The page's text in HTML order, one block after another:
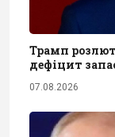
Трамп
дефіцит
07.08.2026